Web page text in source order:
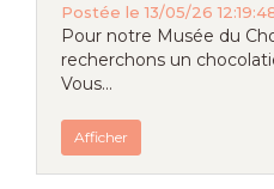
Postée le 13/05/26
Pour notre Musée du
recherchons un
Vous...
Afficher